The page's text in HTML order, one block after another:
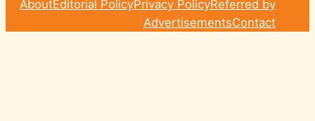
AboutEditorial PolicyPrivacy PolicyReferred by
AdvertisementsContact